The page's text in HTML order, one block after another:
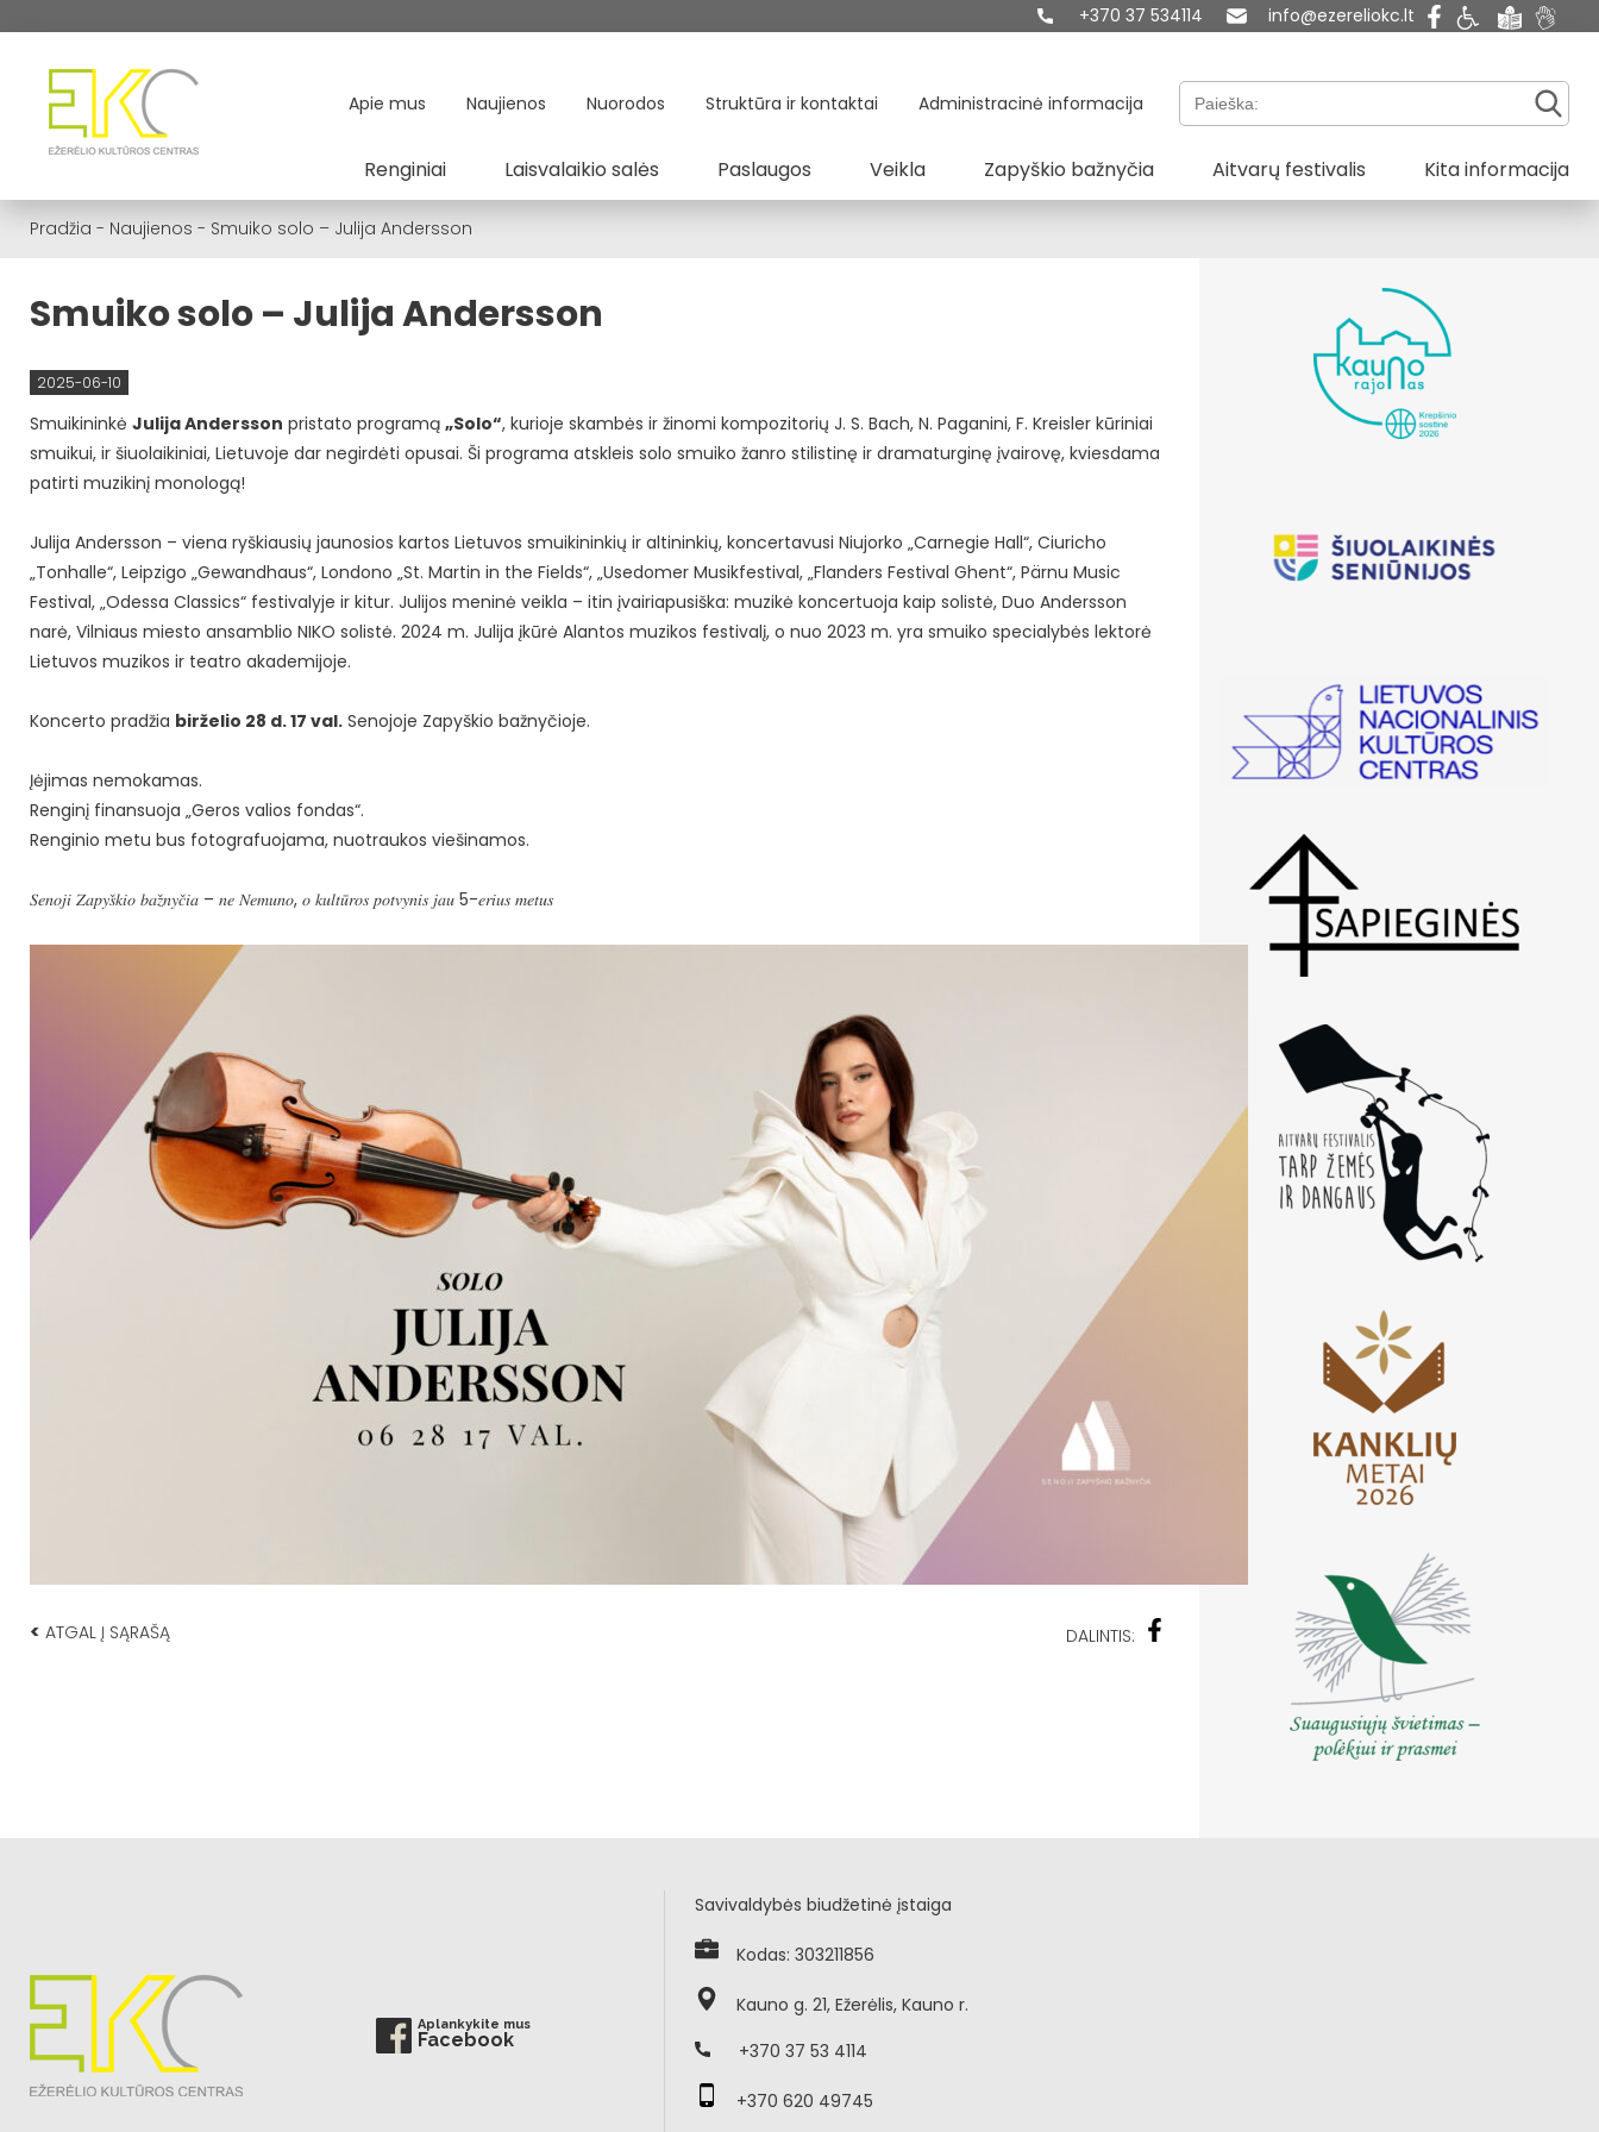
+370 37 534114 info@ezereliokc.lt
Apie mus Naujienos Nuorodos Struktūra ir kontaktai Administracinė informacija Paieška:
Renginiai Laisvalaikio salės Paslaugos Veikla Zapyškio bažnyčia Aitvarų festivalis Kita informacija
Pradžia - Naujienos - Smuiko solo – Julija Andersson
Smuiko solo – Julija Andersson
2025-06-10
Smuikininkė Julija Andersson pristato programą „Solo“, kurioje skambės ir žinomi kompozitorių J. S. Bach, N. Paganini, F. Kreisler kūriniai
smuikui, ir šiuolaikiniai, Lietuvoje dar negirdėti opusai. Ši programa atskleis solo smuiko žanro stilistinę ir dramaturginę įvairovę, kviesdama
patirti muzikinį monologą!
Julija Andersson – viena ryškiausių jaunosios kartos Lietuvos smuikininkių ir altininkių, koncertavusi Niujorko „Carnegie Hall“, Ciuricho
„Tonhalle“, Leipzigo „Gewandhaus“, Londono „St. Martin in the Fields“, „Usedomer Musikfestival, „Flanders Festival Ghent“, Pärnu Music
Festival, „Odessa Classics“ festivalyje ir kitur. Julijos meninė veikla – itin įvairiapusiška: muzikė koncertuoja kaip solistė, Duo Andersson
narė, Vilniaus miesto ansamblio NIKO solistė. 2024 m. Julija įkūrė Alantos muzikos festivalį, o nuo 2023 m. yra smuiko specialybės lektorė
Lietuvos muzikos ir teatro akademijoje.
Koncerto pradžia birželio 28 d. 17 val. Senojoje Zapyškio bažnyčioje.
Įėjimas nemokamas.
Renginį finansuoja „Geros valios fondas“.
Renginio metu bus fotografuojama, nuotraukos viešinamos.
𝑆𝑒𝑛𝑜𝑗𝑖 𝑍𝑎𝑝𝑦𝑠̌𝑘𝑖𝑜 𝑏𝑎𝑧̌𝑛𝑦𝑐̌𝑖𝑎 – 𝑛𝑒 𝑁𝑒𝑚𝑢𝑛𝑜, 𝑜 𝑘𝑢𝑙𝑡𝑢̄𝑟𝑜𝑠 𝑝𝑜𝑡𝑣𝑦𝑛𝑖𝑠 𝑗𝑎𝑢 5-𝑒𝑟𝑖𝑢𝑠 𝑚𝑒𝑡𝑢𝑠
< ATGAL Į SĄRAŠĄ DALINTIS:
Aplankykite mus
Facebook
Savivaldybės biudžetinė įstaiga
Kodas: 303211856
Kauno g. 21, Ežerėlis, Kauno r.
+370 37 53 4114
+370 620 49745